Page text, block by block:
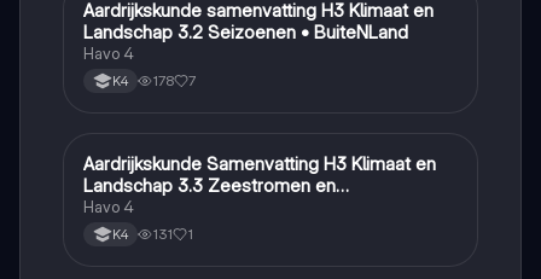
Aardrijkskunde
Aardrijkskunde samenvatting H3 Klimaat en
Landschap 3.2 Seizoenen • BuiteNLand
Havo 4
K4 178 7
Aardrijkskunde
Aardrijkskunde Samenvatting H3 Klimaat en
Landschap 3.3 Zeestromen en
Klimaatgebieden • BuiteNLand
Havo 4
K4 131 1